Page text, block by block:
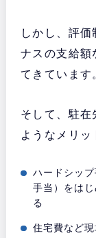
しかし、評
ナスの支給額
てきています
そして、駐在
ようなメリッ
ハードシッ
手当）をは
る
住宅費など